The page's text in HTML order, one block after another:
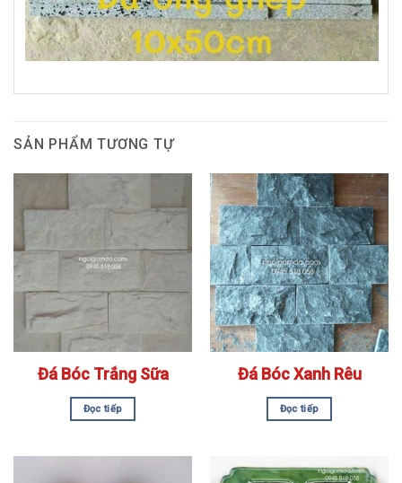
SẢN PHẨM TƯƠNG TỰ
Đá Bóc Trắng Sữa
Đọc tiếp
Đá Bóc Xanh Rêu
Đọc tiếp